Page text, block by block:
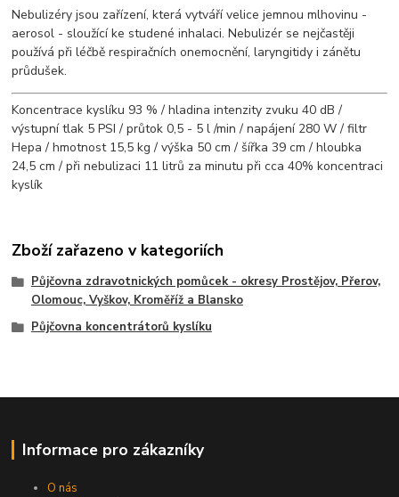
Nebulizéry jsou zařízení, která vytváří velice jemnou mlhovinu -
aerosol - sloužící ke studené inhalaci. Nebulizér se nejčastěji
používá při léčbě respiračních onemocnění, laryngitidy i zánětu
průdušek.
Koncentrace kyslíku 93 % / hladina intenzity zvuku 40 dB /
výstupní tlak 5 PSI / průtok 0,5 - 5 l /min / napájení 280 W / filtr
Hepa / hmotnost 15,5 kg / výška 50 cm / šířka 39 cm / hloubka
24,5 cm / při nebulizaci 11 litrů za minutu při cca 40% koncentraci
kyslík
Zboží zařazeno v kategoriích
Půjčovna zdravotnických pomůcek - okresy Prostějov, Přerov,
Olomouc, Vyškov, Kroměříž a Blansko
Půjčovna koncentrátorů kyslíku
Informace pro zákazníky
O nás